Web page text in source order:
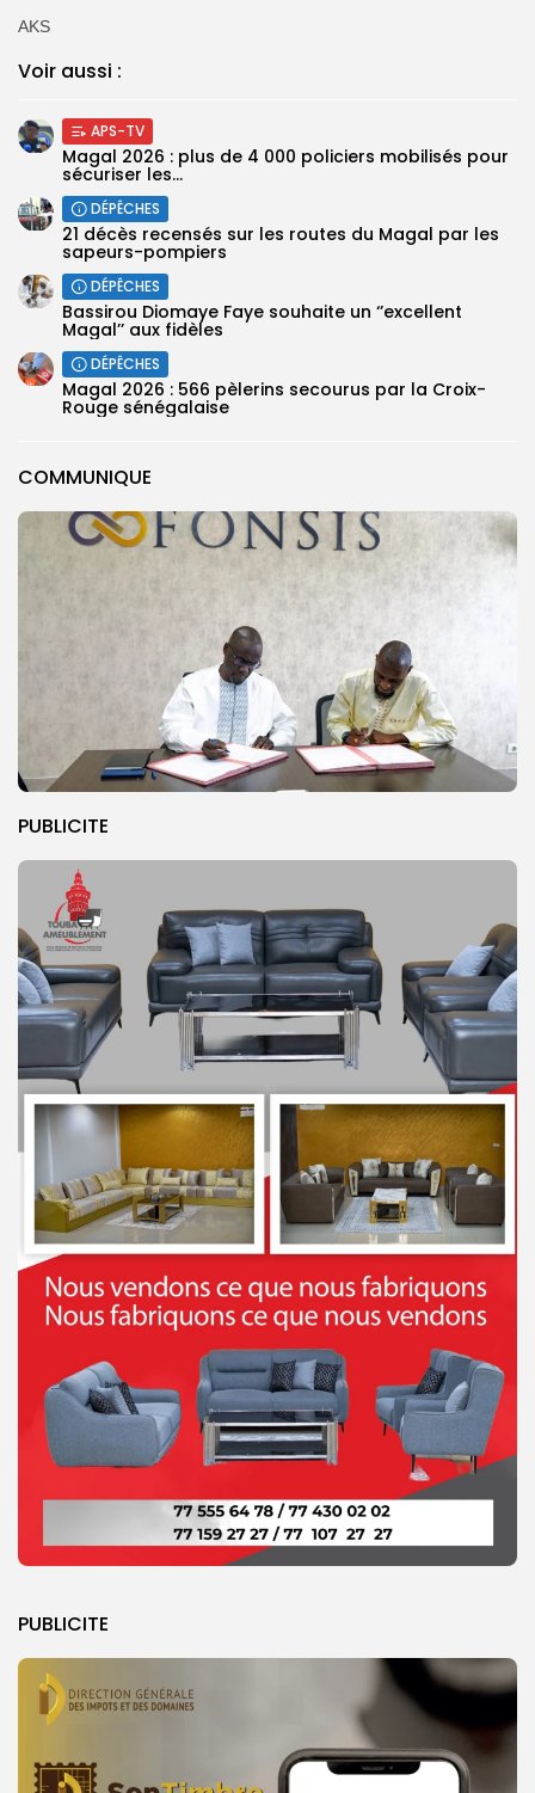
COMMUNIQUE
PUBLICITE
PUBLICITE
AKS
Voir aussi :
APS-TV
Magal 2026 : plus de 4 000 policiers mobilisés pour
sécuriser les...
DÉPÊCHES
21 décès recensés sur les routes du Magal par les
sapeurs-pompiers
DÉPÊCHES
Bassirou Diomaye Faye souhaite un ‘’excellent
Magal’’ aux fidèles
DÉPÊCHES
Magal 2026 : 566 pèlerins secourus par la Croix-
Rouge sénégalaise